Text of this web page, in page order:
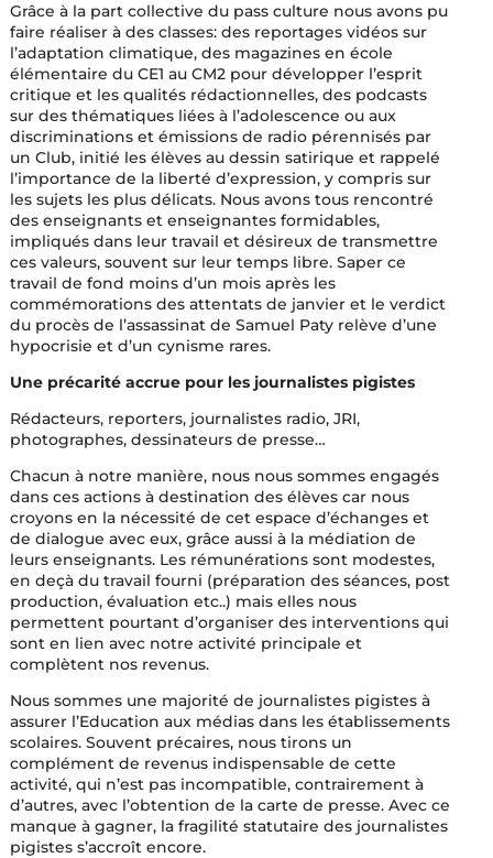
Grâce à la part collective du pass culture nous avons pu
faire réaliser à des classes: des reportages vidéos sur
l’adaptation climatique, des magazines en école
élémentaire du CE1 au CM2 pour développer l’esprit
critique et les qualités rédactionnelles, des podcasts
sur des thématiques liées à l’adolescence ou aux
discriminations et émissions de radio pérennisés par
un Club, initié les élèves au dessin satirique et rappelé
l’importance de la liberté d’expression, y compris sur
les sujets les plus délicats. Nous avons tous rencontré
des enseignants et enseignantes formidables,
impliqués dans leur travail et désireux de transmettre
ces valeurs, souvent sur leur temps libre. Saper ce
travail de fond moins d’un mois après les
commémorations des attentats de janvier et le verdict
du procès de l’assassinat de Samuel Paty relève d’une
hypocrisie et d’un cynisme rares.
Une précarité accrue pour les journalistes pigistes
Rédacteurs, reporters, journalistes radio, JRI,
photographes, dessinateurs de presse…
Chacun à notre manière, nous nous sommes engagés
dans ces actions à destination des élèves car nous
croyons en la nécessité de cet espace d’échanges et
de dialogue avec eux, grâce aussi à la médiation de
leurs enseignants. Les rémunérations sont modestes,
en deçà du travail fourni (préparation des séances, post
production, évaluation etc..) mais elles nous
permettent pourtant d’organiser des interventions qui
sont en lien avec notre activité principale et
complètent nos revenus.
Nous sommes une majorité de journalistes pigistes à
assurer l’Education aux médias dans les établissements
scolaires. Souvent précaires, nous tirons un
complément de revenus indispensable de cette
activité, qui n’est pas incompatible, contrairement à
d’autres, avec l’obtention de la carte de presse. Avec ce
manque à gagner, la fragilité statutaire des journalistes
pigistes s’accroît encore.